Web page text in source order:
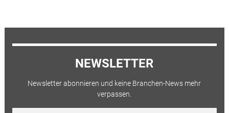
NEWSLETTER
Newsletter abonnieren und keine Branchen-News mehr
verpassen.